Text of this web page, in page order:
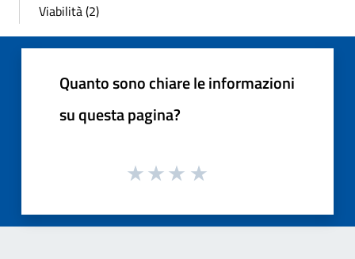
Viabilità (2)
Quanto sono chiare le informazioni
su questa pagina?